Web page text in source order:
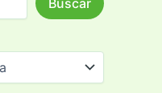
Buscar